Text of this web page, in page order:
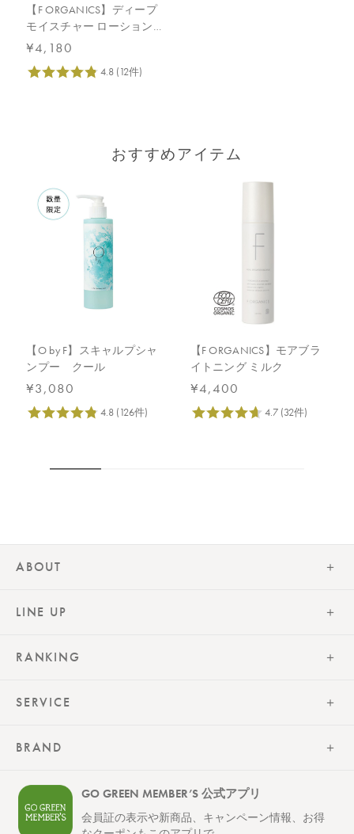
レビューを見る
¥4,180（税込）
カートに入れる
【F ORGANICS】ディープ
モイスチャー ローション
E レイユールデルブの香
¥4,180
おすすめアイテム
【O by F】スキャルプシャ
ンプー クール
¥3,080
【F ORGANICS】モアブラ
イトニング ミルク
¥4,400
ABOUT
LINE UP
RANKING
SERVICE
BRAND
GO GREEN MEMBER’S 公式アプリ
会員証の表示や新商品、キャンペーン情報、お得